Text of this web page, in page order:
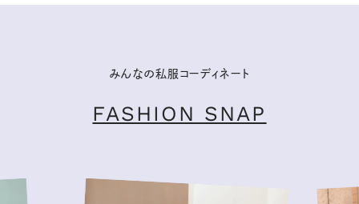
みんなの私服コーディネート
FASHION SNAP